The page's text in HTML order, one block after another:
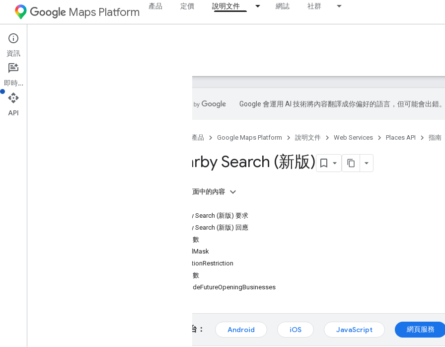
Maps Platform 產品 定價 說明文件 網誌 社群
Web Services
指南
Google 會運用 AI 技術將內容翻譯成你偏好的語言，但可能會出錯
產品 Google Maps Platform 說明文件 Web Services Places API 指南
Nearby Search (新版)
這個頁面中的內容
Nearby Search (新版) 要求
Nearby Search (新版) 回應
必要參數
FieldMask
locationRestriction
選用參數
includeFutureOpeningBusinesses
選取平台： Android iOS JavaScript 網頁服務
資訊
即時通訊
API